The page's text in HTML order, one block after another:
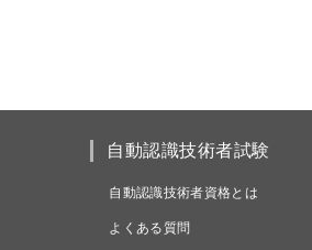
自動認識技術者試験
自動認識技術者資格とは
よくある質問